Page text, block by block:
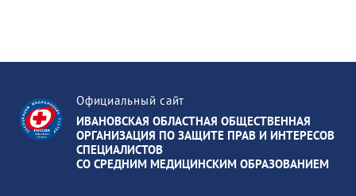
Официальный сайт
ИВАНОВСКАЯ ОБЛАСТНАЯ ОБЩЕСТВЕННАЯ
ОРГАНИЗАЦИЯ ПО ЗАЩИТЕ ПРАВ И ИНТЕРЕСОВ
СПЕЦИАЛИСТОВ
СО СРЕДНИМ МЕДИЦИНСКИМ ОБРАЗОВАНИЕМ